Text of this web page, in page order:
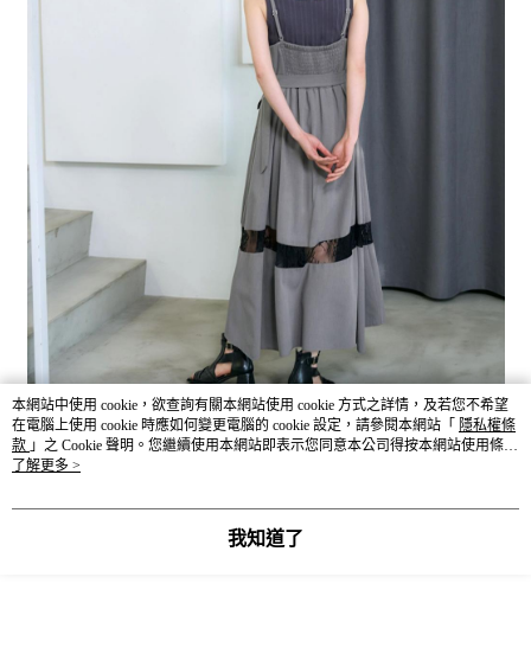
本網站中使用 cookie，欲查詢有關本網站使用 cookie 方式之詳情，及若您不希望
在電腦上使用 cookie 時應如何變更電腦的 cookie 設定，請參閱本網站「 隱私權條
款 」之 Cookie 聲明。您繼續使用本網站即表示您同意本公司得按本網站使用條款
之 Cookie 聲明使用 cookie。
了解更多 >
我知道了